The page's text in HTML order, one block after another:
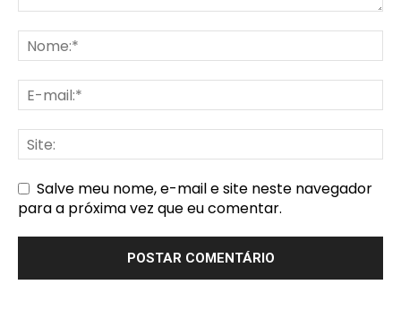
Salve meu nome, e-mail e site neste navegador
para a próxima vez que eu comentar.